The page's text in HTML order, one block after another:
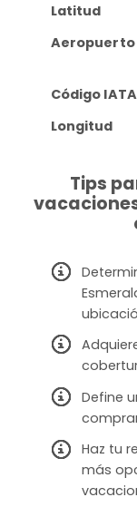
Latitud
Código IATA
Longitud
Tips
Define
Haz tu
más